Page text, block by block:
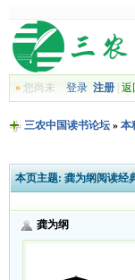
»您尚未 登录 注册| 返
三农中国读书论坛» 本
本页主题: 龚为纲阅读经
龚为纲